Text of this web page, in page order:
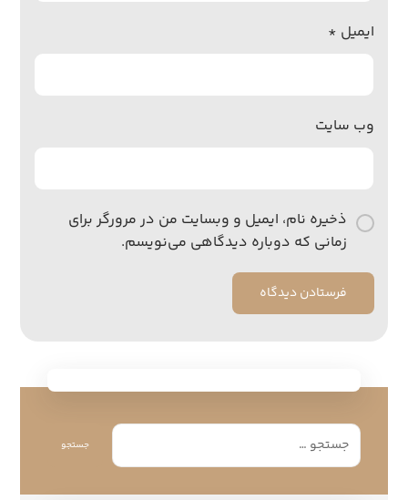
ایمیل *
وب‌ سایت
ذخیره نام، ایمیل و وبسایت من در مرورگر برای
زمانی که دوباره دیدگاهی می‌نویسم.
فرستادن دیدگاه
جستجو